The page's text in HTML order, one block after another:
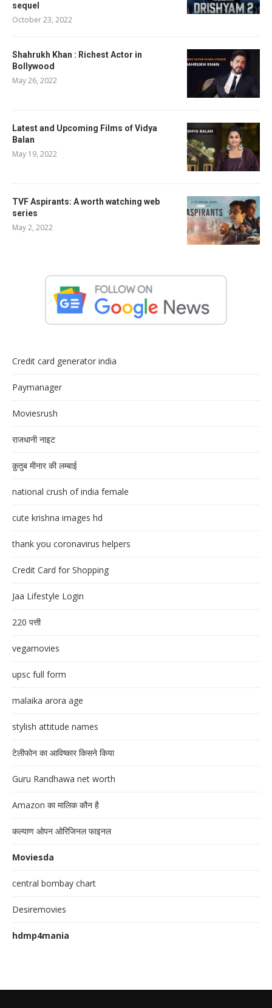
sequel
October 23, 2022
Shahrukh Khan : Richest Actor in
Bollywood
May 26, 2022
Latest and Upcoming Films of Vidya
Balan
May 19, 2022
TVF Aspirants: A worth watching web
series
May 2, 2022
Credit card generator india
Paymanager
Moviesrush
राजधानी नाइट
क़ुतुब मीनार की लम्बाई
national crush of india female
cute krishna images hd
thank you coronavirus helpers
Credit Card for Shopping
Jaa Lifestyle Login
220 पत्ती
vegamovies
upsc full form
malaika arora age
stylish attitude names
टेलीफोन का आविष्कार किसने किया
Guru Randhawa net worth
Amazon का मालिक कौन है
कल्याण ओपन ओरिजिनल फाइनल
Moviesda
central bombay chart
Desiremovies
hdmp4mania